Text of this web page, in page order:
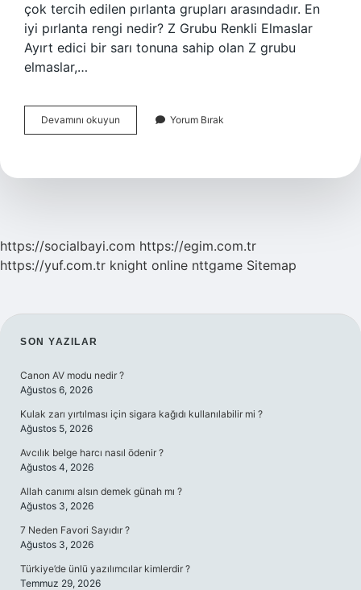
çok tercih edilen pırlanta grupları arasındadır. En
iyi pırlanta rengi nedir? Z Grubu Renkli Elmaslar
Ayırt edici bir sarı tonuna sahip olan Z grubu
elmaslar,…
Devamını okuyun
Renk
Mi
Yorum Bırak
https://socialbayi.com https://egim.com.tr
https://yuf.com.tr knight online nttgame Sitemap
SIDEBAR
SON YAZILAR
Canon AV modu nedir ?
Ağustos 6, 2026
Kulak zarı yırtılması için sigara kağıdı kullanılabilir mi ?
Ağustos 5, 2026
Avcılık belge harcı nasıl ödenir ?
Ağustos 4, 2026
Allah canımı alsın demek günah mı ?
Ağustos 3, 2026
7 Neden Favori Sayıdır ?
Ağustos 3, 2026
Türkiye’de ünlü yazılımcılar kimlerdir ?
Temmuz 29, 2026